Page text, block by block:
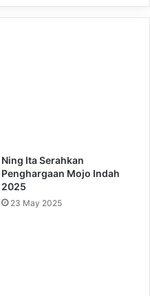
Ning Ita Serahkan
Penghargaan Mojo Indah
2025
23 May 2025